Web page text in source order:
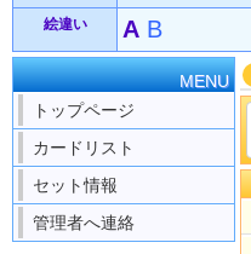
絵違い A B
MENU
トップページ
カードリスト
セット情報
管理者へ連絡